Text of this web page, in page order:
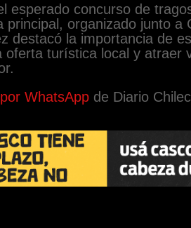
esperado concurso de
principal, organizado junto a
destacó la importancia de
oferta turística local y atraer
WhatsAppde Diario